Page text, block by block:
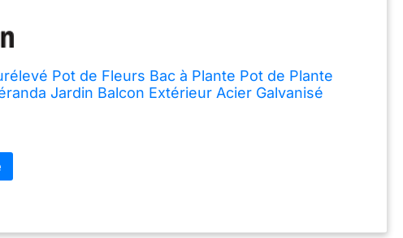
Pot de Fleurs Bac à Plante Pot de Plante
Jardin Balcon Extérieur Acier Galvanisé